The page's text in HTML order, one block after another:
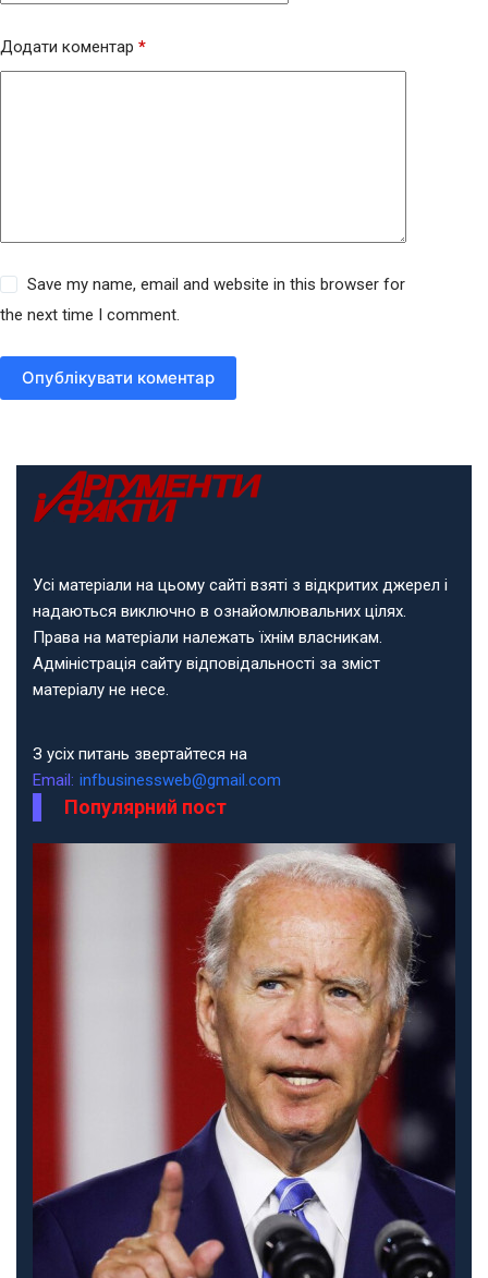
Додати коментар *
Save my name, email and website in this browser for
the next time I comment.
Опублікувати коментар
Усі матеріали на цьому сайті взяті з відкритих джерел і
надаються виключно в ознайомлювальних цілях.
Права на матеріали належать їхнім власникам.
Адміністрація сайту відповідальності за зміст
матеріалу не несе.
З усіх питань звертайтеся на
Email: infbusinessweb@gmail.com
Популярний пост